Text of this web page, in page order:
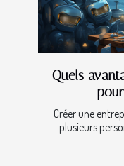
Quels
Créer une
plusieurs